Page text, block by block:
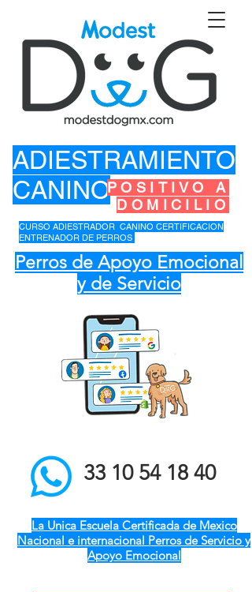
ADIESTRAMIENTO
CANINOPOSITIVO A
DOMICILIO
Perros de Apoyo Emocional
y de Servicio
el mejor entrenador de
perros a domicilio qro ver
pue gdl cdmx mty cdmx
modest dog adiestramiento
33 10 54 18 40
La Unica Escuela Certificada de Mexico
Nacional e internacional Perros de Servicio y
Apoyo Emocional
CURSO ADIESTRADOR CANINO CERTIFICACION
ENTRENADOR DE PERROS